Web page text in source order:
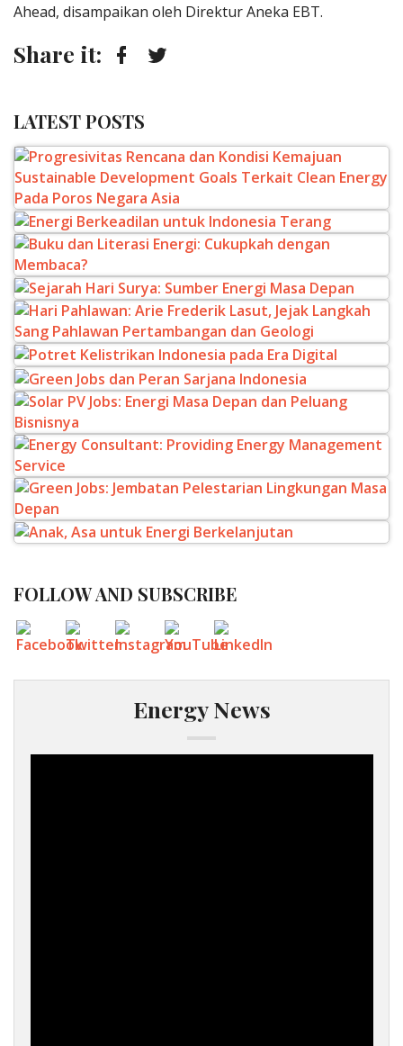
Ahead, disampaikan oleh Direktur Aneka EBT.
Share it: Facebook
LATEST POSTS
FOLLOW AND SUBSCRIBE
Energy News